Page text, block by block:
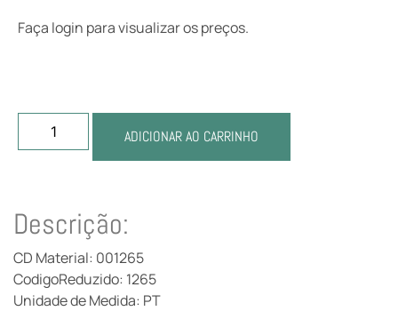
Faça login para visualizar os preços.
ADICIONAR AO CARRINHO
Descrição:
CD Material: 001265
CodigoReduzido: 1265
Unidade de Medida: PT